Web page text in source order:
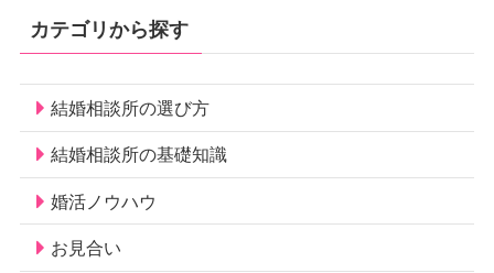
カテゴリから探す
結婚相談所の選び方
結婚相談所の基礎知識
婚活ノウハウ
お見合い